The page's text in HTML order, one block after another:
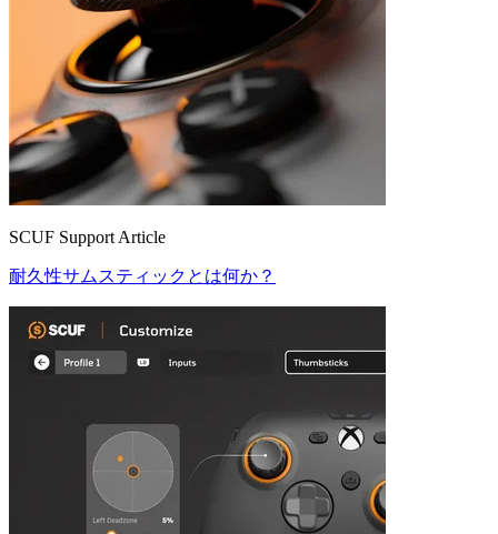
SCUF Support Article
耐久性サムスティックとは何か？